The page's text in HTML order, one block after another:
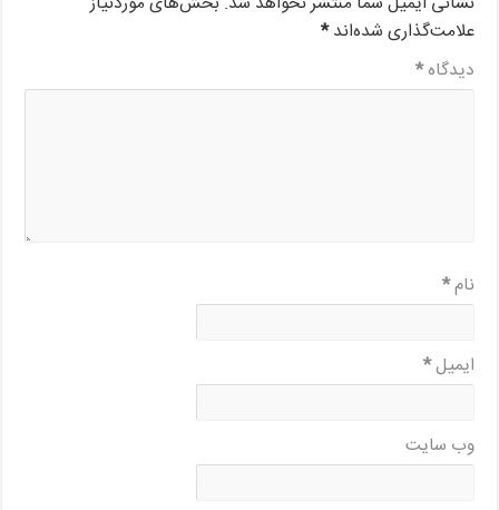
علامت‌گذاری شده‌اند*
دیدگاه*
نام*
ایمیل*
وب‌ سایت